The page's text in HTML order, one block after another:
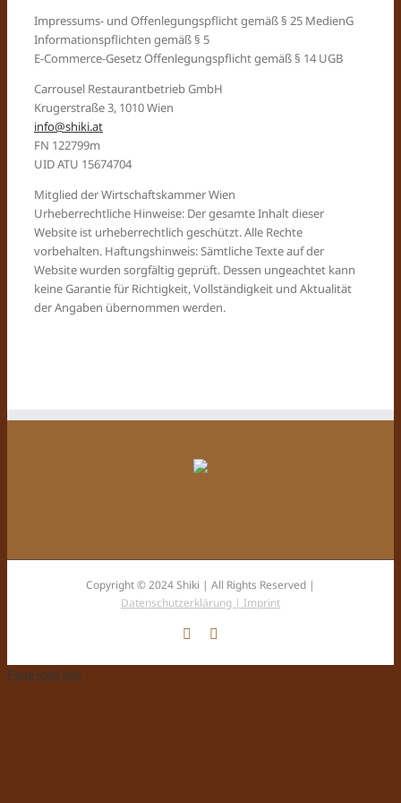
Impressums- und Offenlegungspflicht gemäß § 25 MedienG
Informationspflichten gemäß § 5
E-Commerce-Gesetz Offenlegungspflicht gemäß § 14 UGB
Carrousel Restaurantbetrieb GmbH
Krugerstraße 3, 1010 Wien
info@shiki.at
FN 122799m
UID ATU 15674704
Mitglied der Wirtschaftskammer Wien
Urheberrechtliche Hinweise: Der gesamte Inhalt dieser
Website ist urheberrechtlich geschützt. Alle Rechte
vorbehalten. Haftungshinweis: Sämtliche Texte auf der
Website wurden sorgfältig geprüft. Dessen ungeachtet kann
keine Garantie für Richtigkeit, Vollständigkeit und Aktualität
der Angaben übernommen werden.
Copyright © 2024 Shiki | All Rights Reserved |
Datenschutzerklärung | Imprint
Facebook
Page load link